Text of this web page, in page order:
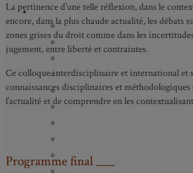
MÉDIATHÈQUE
CINÉ-HISTOIRE – Voyage dans
CINÉ-HISTOIRE – La femme à
CINÉ-HISTOIRE – Rome face à
CINÉ-HISTOIRE – À l’ombre du
CINÉ-HISTOIRE – Sous l’œil
CINÉ-HISTOIRE – Kubrick
La pertinence d’une telle réflexion, dans le
encore, dans la plus chaude actualité, les
zones grises du droit comme dans les
jugement, entre liberté et contraintes.
Ce colloque interdisciplinaire et international et
connaissances disciplinaires et
l’actualité et de comprendre en les
Programme final ___